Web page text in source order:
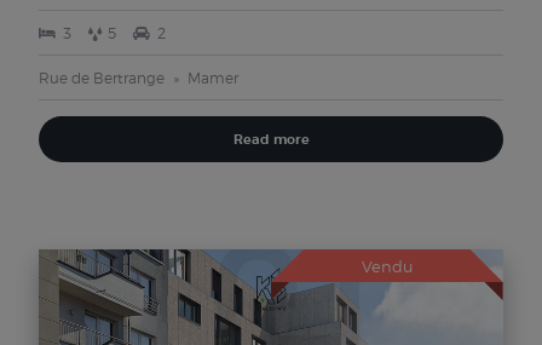
3 5 2
Rue de Bertrange Mamer
Read more
Vendu